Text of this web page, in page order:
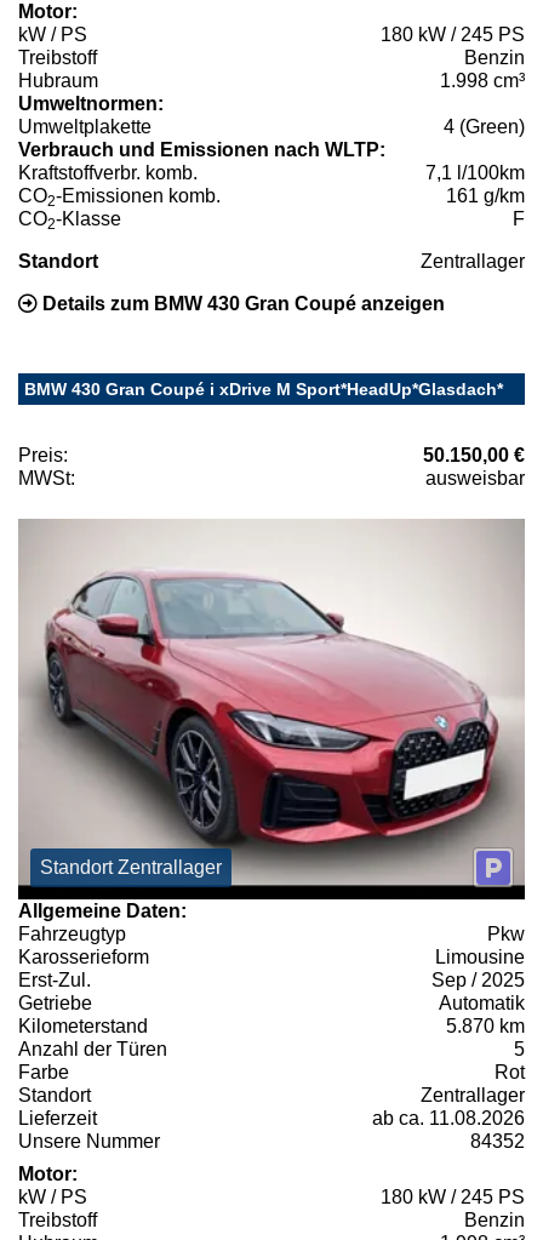
Motor:
kW / PS
180 kW / 245 PS
Treibstoff
Benzin
Hubraum
1.998 cm³
Umweltnormen:
Umweltplakette
4 (Green)
Verbrauch und Emissionen nach WLTP:
Kraftstoffverbr. komb.
7,1 l/100km
CO2-Emissionen komb.
161 g/km
CO2-Klasse F
Standort Zentrallager
Details zum BMW 430 Gran Coupé anzeigen
BMW 430 Gran Coupé i xDrive M Sport*HeadUp*Glasdach*
Preis:
50.150,00 €
MWSt:
ausweisbar
Standort Zentrallager
Allgemeine Daten:
Fahrzeugtyp
Pkw
Karosserieform
Limousine
Erst-Zul.
Sep / 2025
Getriebe
Automatik
Kilometerstand
5.870 km
Anzahl der Türen
5
Farbe
Rot
Standort
Zentrallager
Lieferzeit
ab ca. 11.08.2026
Unsere Nummer
84352
Motor:
kW / PS
180 kW / 245 PS
Treibstoff
Benzin